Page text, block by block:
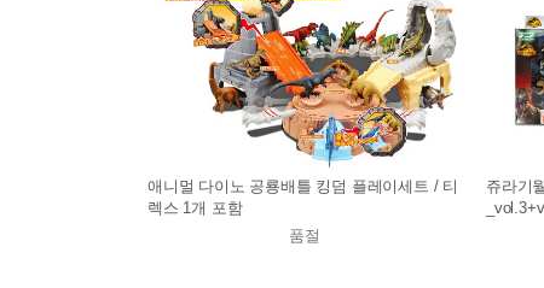
애니멀 다이노 공룡배틀 킹덤 플레이세트 / 티
렉스 1개 포함
품절
쥬라기